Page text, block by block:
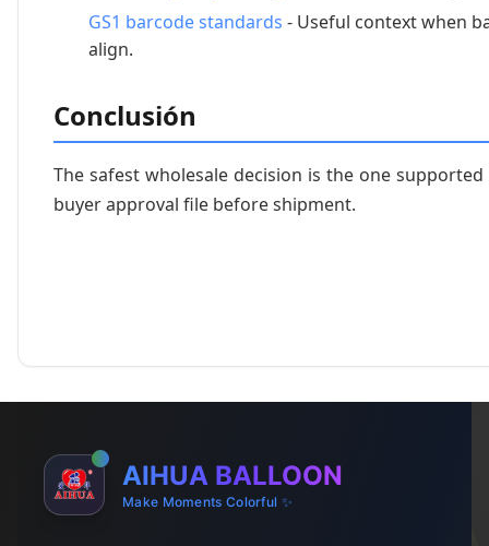
GS1 barcode standards - Useful context when
align.
Conclusión
The safest wholesale decision is the one
buyer approval file before shipment.
AIHUA BALLOON
Make Moments Colorful ✨